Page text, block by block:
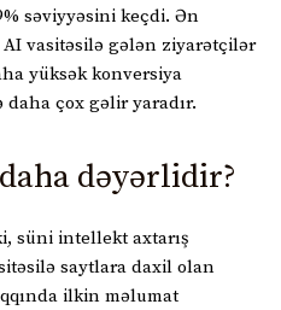
səviyyəsini keçdi. Ən
vasitəsilə gələn ziyarətçilər
yüksək konversiya
çox gəlir yaradır.
dəyərlidir?
süni intellekt axtarış
saytlara daxil olan
ilkin məlumat